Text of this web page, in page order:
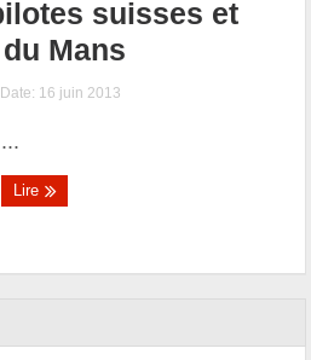
suisses et
Mans
Date: 16 juin 2013
...
Lire